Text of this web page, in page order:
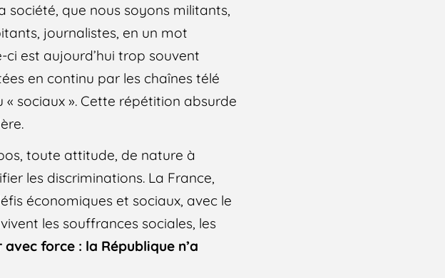
société, que nous soyons militants,
journalistes, en un mot
est aujourd’hui trop souvent
en continu par les chaînes télé
« sociaux ». Cette répétition absurde
toute attitude, de nature à
les discriminations. La France,
économiques et sociaux, avec le
les souffrances sociales, les
force : la République n’a